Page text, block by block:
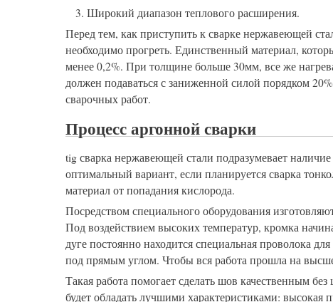
Широкий диапазон теплового расширения.
Перед тем, как приступить к сварке нержавеющей
необходимо прогреть. Единственный материал,
менее 0,2%. При толщине больше 30мм, все же
должен подаваться с заниженной силой порядком
сварочных работ.
Процесс аргонной сварки
tig сварка нержавеющей стали подразумевает
оптимальный вариант, если планируется сварка
материал от попадания кислорода.
Посредством специального оборудования
Под воздействием высоких температур, кромка
дуге постоянно находится специальная проволока
под прямым углом. Чтобы вся работа прошла на
Такая работа помогает сделать шов качественным
будет обладать лучшими характеристиками: высокая